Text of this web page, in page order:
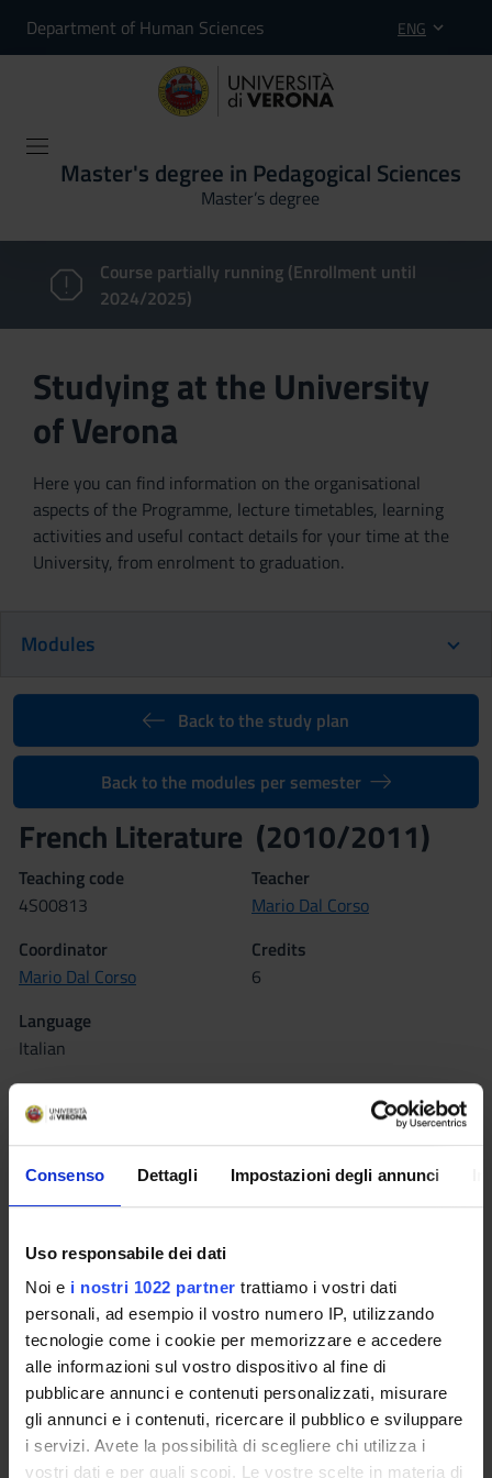
Consenso Dettagli Impostazioni degli annunci
Uso responsabile dei dati
Noi e i nostri 1022 partner trattiamo i vostri dati
personali, ad esempio il vostro numero IP, utilizzando
tecnologie come i cookie per memorizzare e accedere
alle informazioni sul vostro dispositivo al fine di
pubblicare annunci e contenuti personalizzati, misurare
gli annunci e i contenuti, ricercare il pubblico e sviluppare
i servizi. Avete la possibilità di scegliere chi utilizza i
vostri dati e per quali scopi. Le vostre scelte in materia di
Department of Human Sciences ENG
Master's degree in Pedagogical Sciences
Master’s degree
Course partially running (Enrollment until
2024/2025)
Studying at the University
of Verona
Here you can find information on the organisational
aspects of the Programme, lecture timetables, learning
activities and useful contact details for your time at the
University, from enrolment to graduation.
Modules
Back to the study plan
Back to the modules per semester
French Literature (2010/2011)
Teaching code
4S00813
Teacher
Mario Dal Corso
Coordinator
Mario Dal Corso
Credits
6
Language
Italian
Scientific Disciplinary Sector (SSD)
L-LIN/03 - FRENCH LITERATURE
Period
Seminars 0
Learning outcomes
Drawing on a selection of texts dating from the past two
hundred years, the course will shed light on a range of socio-
cultural issues concerning the French society at large and the
cultural debate thereof. It will also provide a comparison with
the Italian society, especially with regards to education and